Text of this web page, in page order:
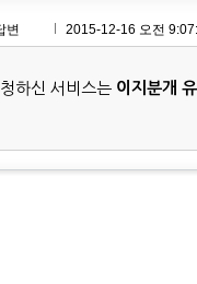
변 2015-12-16 오전
하신 서비스는 이지분개